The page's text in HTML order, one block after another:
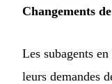
Changements
Les subagents
leurs demandes